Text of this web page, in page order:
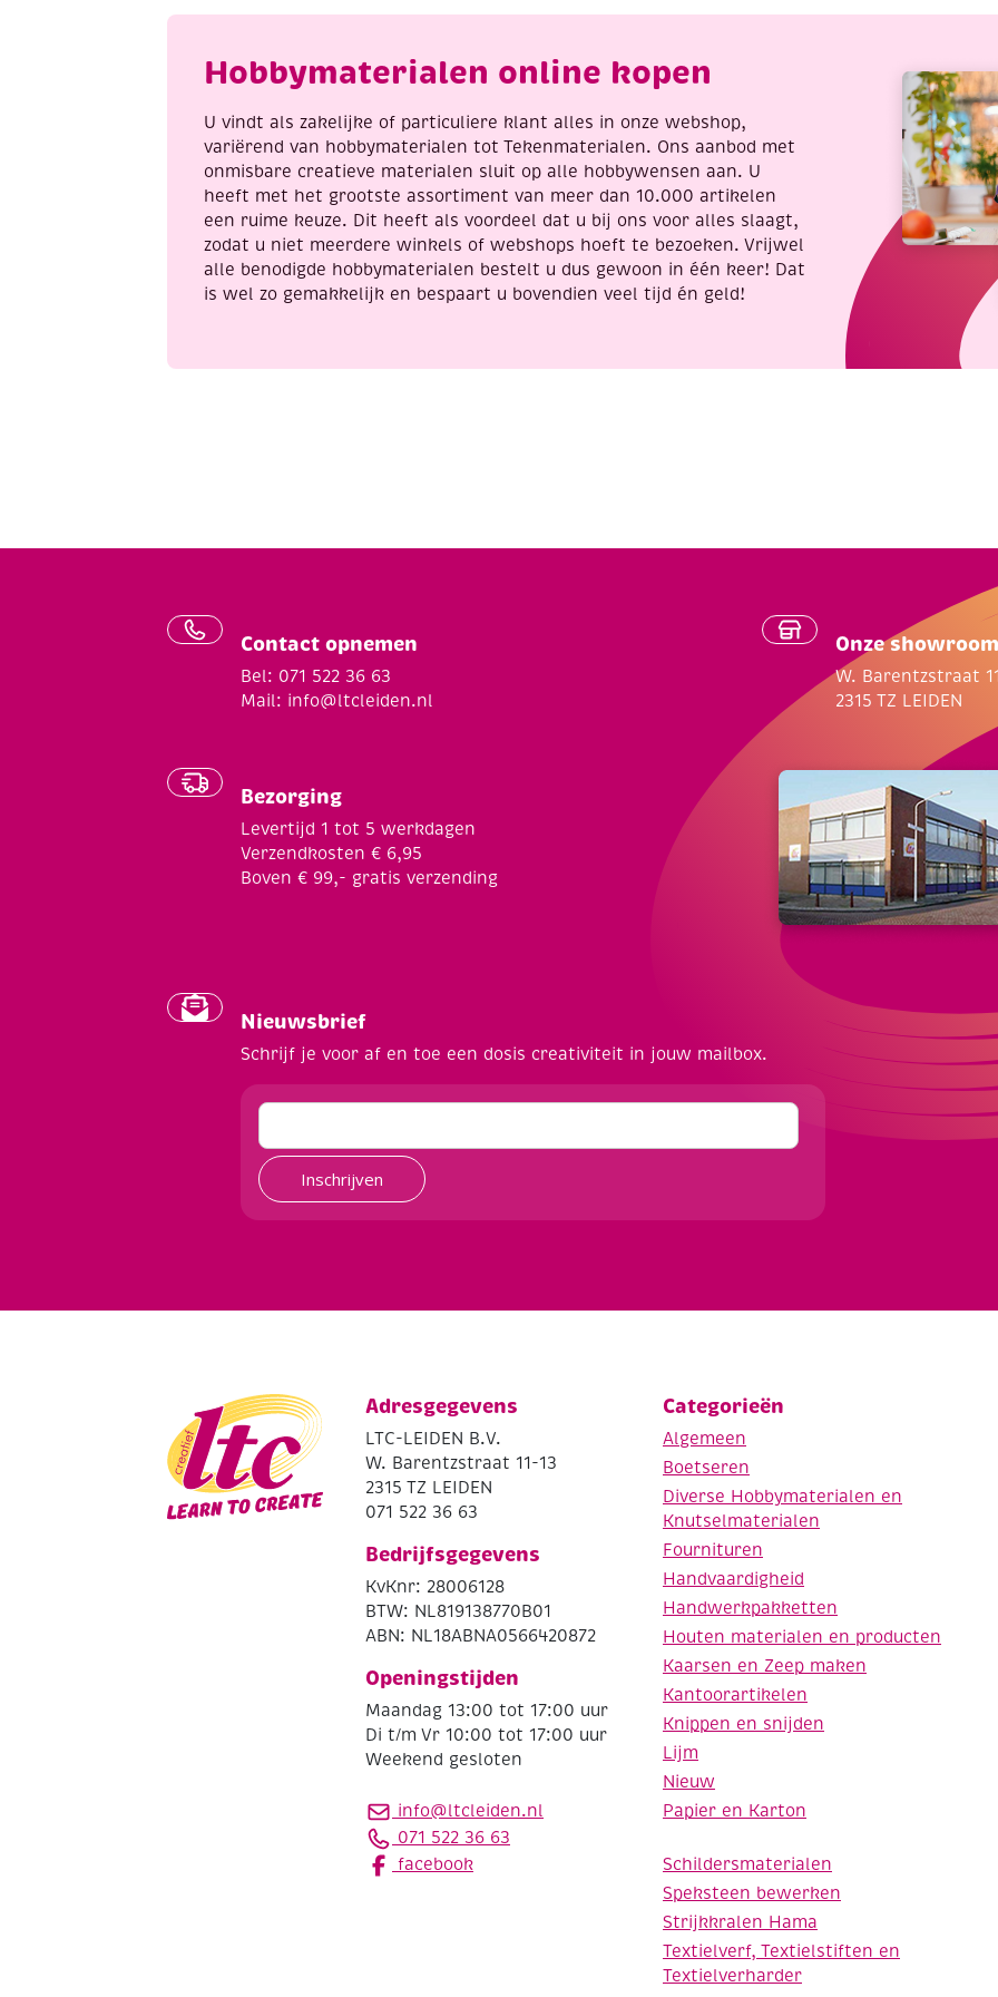
christmas
Hobbymaterialen online kopen
U vindt als zakelijke of particuliere klant alles in onze webshop,
variërend van hobbymaterialen tot Tekenmaterialen. Ons aanbod met
onmisbare creatieve materialen sluit op alle hobbywensen aan. U
heeft met het grootste assortiment van meer dan 10.000 artikelen
een ruime keuze. Dit heeft als voordeel dat u bij ons voor alles slaagt,
zodat u niet meerdere winkels of webshops hoeft te bezoeken. Vrijwel
alle benodigde hobbymaterialen bestelt u dus gewoon in één keer! Dat
is wel zo gemakkelijk en bespaart u bovendien veel tijd én geld!
Contact opnemen
Bel: 071 522 36 63
Mail: info@ltcleiden.nl
Bezorging
Levertijd 1 tot 5 werkdagen
Verzendkosten € 6,95
Boven € 99,- gratis verzending
Onze showroom
W. Barentzstraat
2315 TZ LEIDEN
Nieuwsbrief
Schrijf je voor af en toe een dosis creativiteit in jouw mailbox.
Inschrijven
Adresgegevens
LTC-LEIDEN B.V.
W. Barentzstraat 11-13
2315 TZ LEIDEN
071 522 36 63
Bedrijfsgegevens
KvKnr: 28006128
BTW: NL819138770B01
ABN: NL18ABNA0566420872
Openingstijden
Maandag 13:00 tot 17:00 uur
Di t/m Vr 10:00 tot 17:00 uur
Weekend gesloten
info@ltcleiden.nl
071 522 36 63
facebook
Categorieën
Algemeen
Boetseren
Diverse Hobbymaterialen en
Knutselmaterialen
Fournituren
Handvaardigheid
Handwerkpakketten
Houten materialen en producten
Kaarsen en Zeep maken
Kantoorartikelen
Knippen en snijden
Lijm
Nieuw
Papier en Karton
Schildersmaterialen
Speksteen bewerken
Strijkkralen Hama
Textielverf, Textielstiften en
Textielverharder